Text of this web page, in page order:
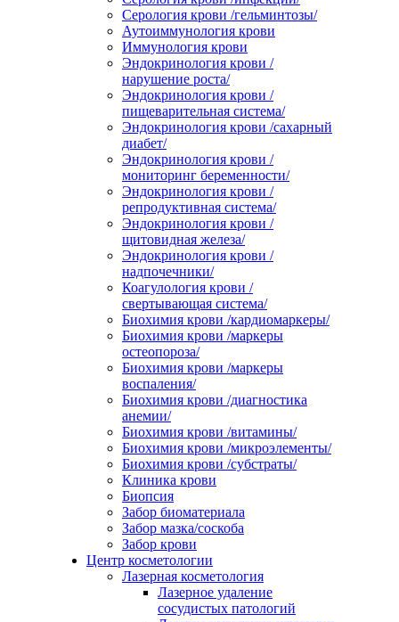
Серология крови /гельминтозы/
Аутоиммунология крови
Иммунология крови
Эндокринология крови /
нарушение роста/
Эндокринология крови /
пищеварительная система/
Эндокринология крови /сахарный
диабет/
Эндокринология крови /
мониторинг беременности/
Эндокринология крови /
репродуктивная система/
Эндокринология крови /
щитовидная железа/
Эндокринология крови /
надпочечники/
Коагулология крови /
свертывающая система/
Биохимия крови /кардиомаркеры/
Биохимия крови /маркеры
остеопороза/
Биохимия крови /маркеры
воспаления/
Биохимия крови /диагностика
анемии/
Биохимия крови /витамины/
Биохимия крови /микроэлементы/
Биохимия крови /субстраты/
Клиника крови
Биопсия
Забор биоматериала
Забор мазка/соскоба
Забор крови
Центр косметологии
Лазерная косметология
Лазерное удаление
сосудистых патологий